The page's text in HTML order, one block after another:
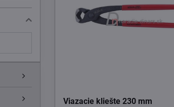
Viazacie kliešte 230 mm